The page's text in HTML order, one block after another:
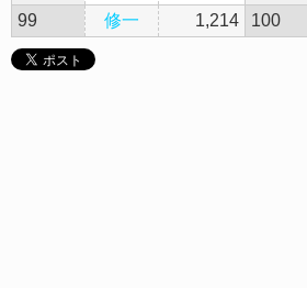
99
修一 1,214 100